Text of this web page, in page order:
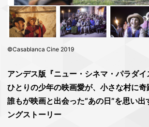
©Casablanca Cine 2019
アンデス版『ニュー・シネマ・パラダイ
ひとりの少年の映画愛が、⼩さな村に奇
誰もが映画と出会った“あの⽇”を思い出
ングストーリー